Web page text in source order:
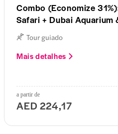
Combo (Economize
Safari + Dubai Aquarium
Tour guiado
Mais detalhes
a partir de
AED 224,17